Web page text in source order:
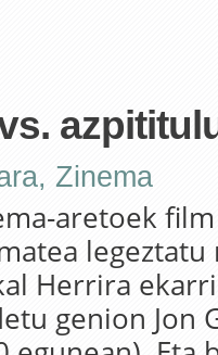
, Zinema
aretoek
Herrira
genion Jon